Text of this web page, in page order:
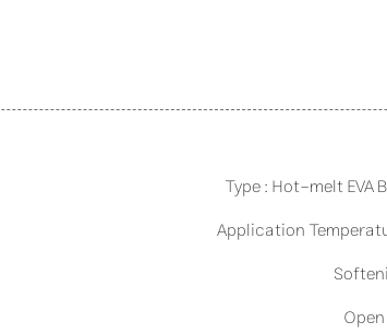
Type : Hot-melt EVA
Application